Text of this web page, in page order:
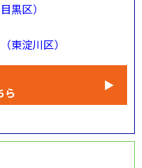
黒区）
東淀川区）
ら
▶